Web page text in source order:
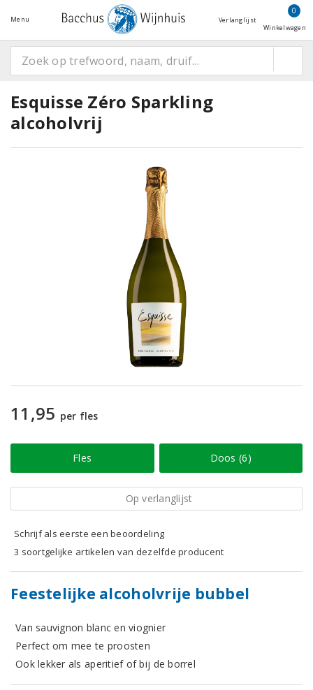
Menu Verlanglijst
0
Winkelwagen
Esquisse Zéro Sparkling
alcoholvrij
11,95 per fles
Fles Doos (6)
Op verlanglijst
Schrijf als eerste een beoordeling
3 soortgelijke artikelen van dezelfde producent
Feestelijke alcoholvrije bubbel
Van sauvignon blanc en viognier
Perfect om mee te proosten
Ook lekker als aperitief of bij de borrel